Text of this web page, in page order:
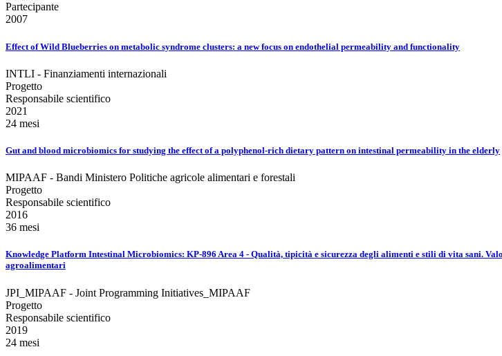
Partecipante
2007
Effect of Wild Blueberries on metabolic syndrome clusters: a new focus on endothelial permeability and functionality
INTLI - Finanziamenti internazionali
Progetto
Responsabile scientifico
2021
24 mesi
Gut and blood microbiomics for studying the effect of a polyphenol-rich dietary pattern on intestinal permeability in the elderly
MIPAAF - Bandi Ministero Politiche agricole alimentari e forestali
Progetto
Responsabile scientifico
2016
36 mesi
Knowledge Platform Intestinal Microbiomics: KP-896 Area 4 - Qualità, tipicità e sicurezza degli alimenti e stili di vita sani.
agroalimentari
JPI_MIPAAF - Joint Programming Initiatives_MIPAAF
Progetto
Responsabile scientifico
2019
24 mesi